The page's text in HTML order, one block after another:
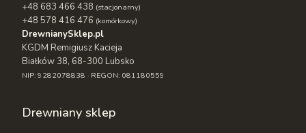
+48 683 466 438 (stacjonarny)
+48 578 416 476 (komórkowy)
DrewnianySklep.pl
KGDM Remigiusz Kacieja
Białków 38, 68-300 Lubsko
NIP: 9282078838 · REGON: 081180559
Drewniany sklep